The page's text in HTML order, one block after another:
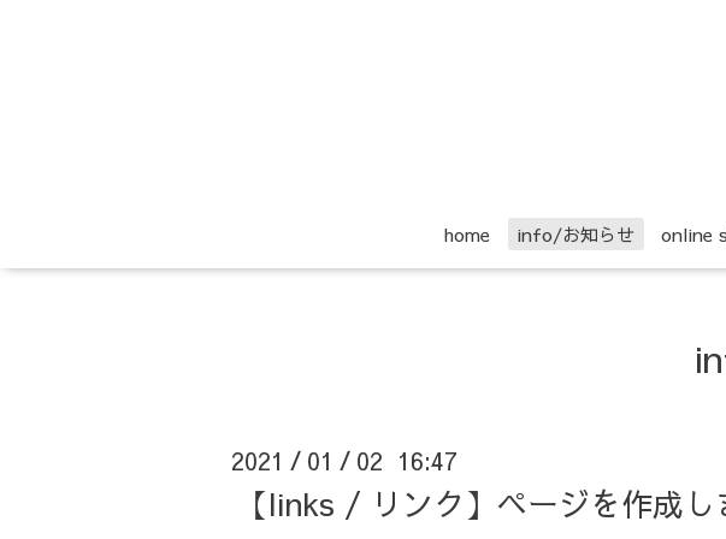
home info/お知らせ online
2021 / 01 / 02 16:47
【links / リンク】ページを作成し